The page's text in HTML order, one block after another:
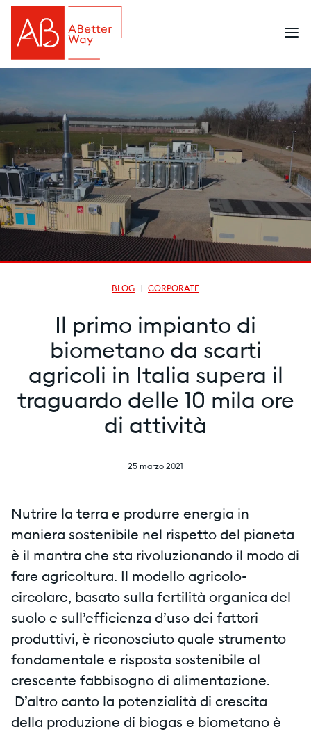
BLOG CORPORATE
Il primo impianto di
biometano da scarti
agricoli in Italia supera il
traguardo delle 10 mila ore
di attività
25 marzo 2021
Nutrire la terra e produrre energia in
maniera sostenibile nel rispetto del pianeta
è il mantra che sta rivoluzionando il modo di
fare agricoltura. Il modello agricolo-
circolare, basato sulla fertilità organica del
suolo e sull’efficienza d’uso dei fattori
produttivi, è riconosciuto quale strumento
fondamentale e risposta sostenibile al
crescente fabbisogno di alimentazione.
D’altro canto la potenzialità di crescita
della produzione di biogas e biometano è